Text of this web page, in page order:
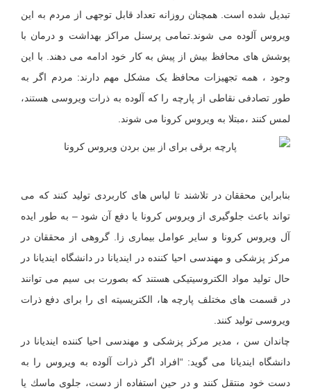
تبدیل شده است. همچنان روزانه تعداد قابل توجهی از مردم به این
ویروس آلوده می شوند.تمامی پرسنل مراکز بهداشت و درمان با
پوشش های محافظ بیش از پیش به کار خود ادامه می دهند. با این
وجود ، همه تجهیزات محافظ یک مشکل مهم دارند: مردم اگر به
طور تصادفی نقاطی از پارچه را که آلوده به ذرات ویروسی هستند،
لمس کنند ،مبتلا به ویروس کرونا می شوند.
بنابراین محققان در تلاشند تا لباس های کاربردی تولید كنند كه می
تواند باعث جلوگیری از ویروس کرونا یا دفع آن شود – به طور ایده
آل ویروس كرونا و سایر عوامل بیماری زا. گروهی از محققان در
مركز پزشکی و مهندسی احیا كننده در ایندیانا در دانشگاه ایندیانا در
حال تولید مواد الکتروسیتیكی هستند كه بصورت بی سیم می توانند
در قسمت های مختلف پارچه ها، الکتریسیته ای را برای دفع ذرات
ویروسی تولید كنند.
چاندان سن ، مدیر مرکز پزشکی و مهندسی احیا کننده ایندیانا در
دانشگاه ایندیانا می گوید: “افراد اگر ذرات آلوده به ویروس را به
دست خود منتقل كنند و در حین استفاده از دست، جلوی ماسك یا